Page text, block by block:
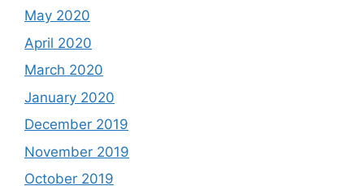
May 2020
April 2020
March 2020
January 2020
December 2019
November 2019
October 2019